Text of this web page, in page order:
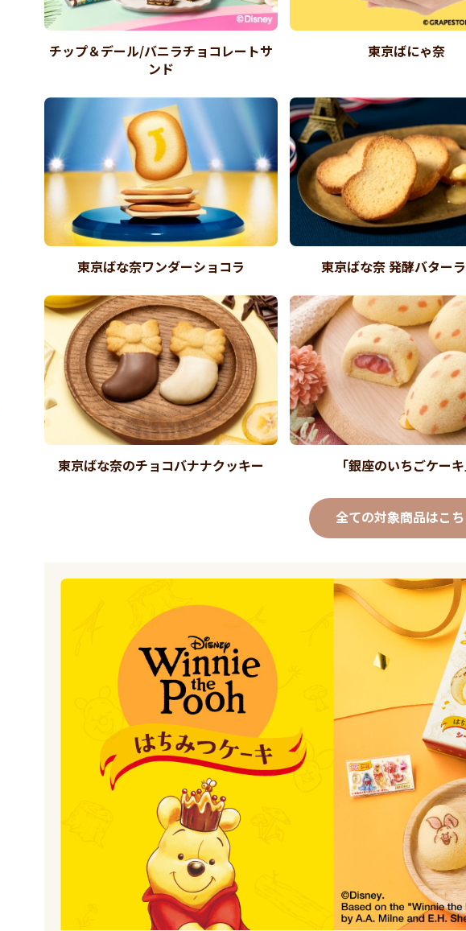
チップ＆デール/バニラチョコレートサ
ンド
東京ばにゃ奈
東京ばな奈ワンダーショコラ 東京ばな奈 発酵バター
東京ばな奈のチョコバナナクッキー 「銀座のいちごケー
全ての対象商品はこ